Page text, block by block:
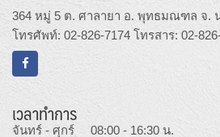
364 หมู่ 5 ต. ศาลายา อ. พุทธมณฑล จ.
โทรศัพท์: 02-826-7174 โทรสาร: 02-
เวลาทำการ
จันทร์ - ศุกร์ 08:00 - 16:30 น.